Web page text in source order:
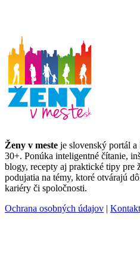
Ženy v meste je slovenský portál
30+. Ponúka inteligentné čítanie,
blogy, recepty aj praktické tipy pre
podujatia na témy, ktoré otvárajú
kariéry či spoločnosti.
Ochrana osobných údajov | Kontakt